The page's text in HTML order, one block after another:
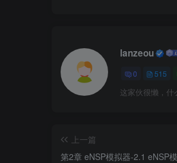
lanzeou
0 515
这家伙很懒，什
上一篇
第2章 eNSP模拟器-2.1 eNSP